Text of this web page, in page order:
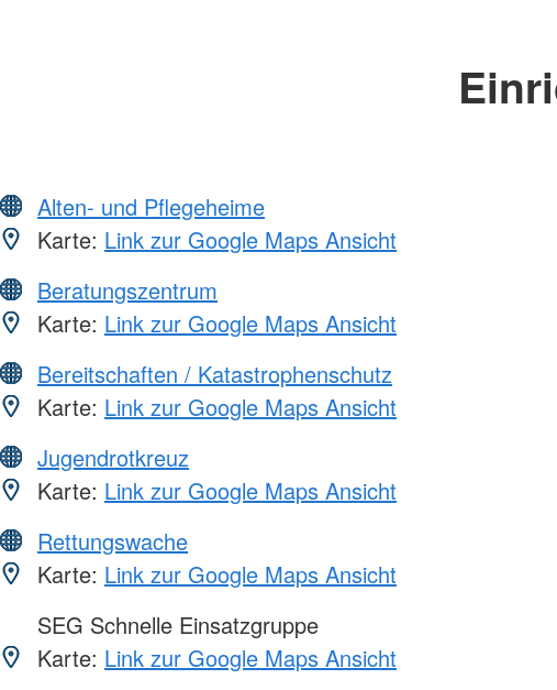
Alten- und Pflegeheime
Karte: Link zur Google Maps Ansicht
Beratungszentrum
Karte: Link zur Google Maps Ansicht
Bereitschaften / Katastrophenschutz
Karte: Link zur Google Maps Ansicht
Jugendrotkreuz
Karte: Link zur Google Maps Ansicht
Rettungswache
Karte: Link zur Google Maps Ansicht
SEG Schnelle Einsatzgruppe
Karte: Link zur Google Maps Ansicht